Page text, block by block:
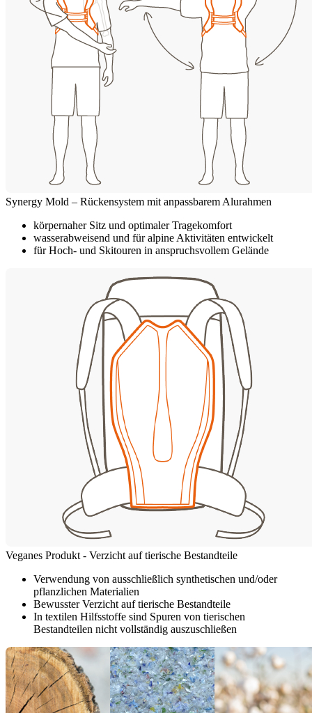
Synergy Mold – Rückensystem mit anpassbarem Alurahmen
körpernaher Sitz und optimaler Tragekomfort
wasserabweisend und für alpine Aktivitäten entwickelt
für Hoch- und Skitouren in anspruchsvollem Gelände
Veganes Produkt - Verzicht auf tierische Bestandteile
Verwendung von ausschließlich synthetischen und/oder
pflanzlichen Materialien
Bewusster Verzicht auf tierische Bestandteile
In textilen Hilfsstoffe sind Spuren von tierischen
Bestandteilen nicht vollständig auszuschließen